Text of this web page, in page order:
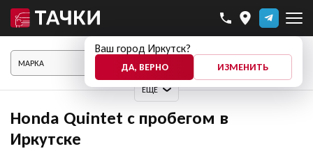
Ваш город Иркутск?
ДА, ВЕРНО ИЗМЕНИТЬ
ЕЩЕ
ПОКАЗАТЬ АВТО
Honda Quintet с пробегом в
Иркутске